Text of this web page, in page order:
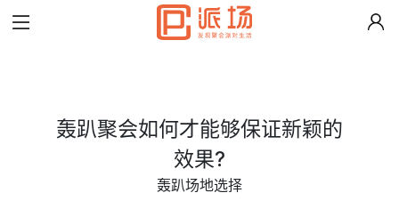
轰趴聚会如何才能够保证新颖的
效果?
轰趴场地选择